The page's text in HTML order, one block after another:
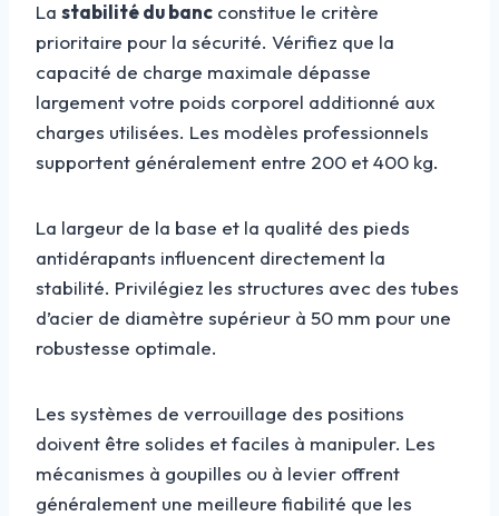
La stabilité du banc constitue le critère
prioritaire pour la sécurité. Vérifiez que la
capacité de charge maximale dépasse
largement votre poids corporel additionné aux
charges utilisées. Les modèles professionnels
supportent généralement entre 200 et 400 kg.
La largeur de la base et la qualité des pieds
antidérapants influencent directement la
stabilité. Privilégiez les structures avec des tubes
d’acier de diamètre supérieur à 50 mm pour une
robustesse optimale.
Les systèmes de verrouillage des positions
doivent être solides et faciles à manipuler. Les
mécanismes à goupilles ou à levier offrent
généralement une meilleure fiabilité que les